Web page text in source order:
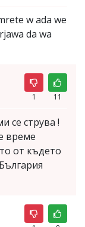
w ada we
da wa
1 11
се струва !
време
от където